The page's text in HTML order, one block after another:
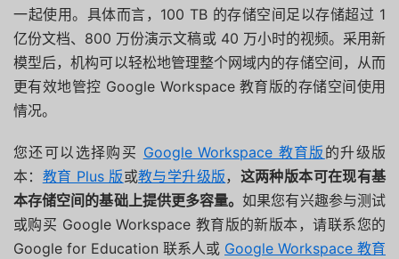
一起使用。具体而言，100 TB 的存储空间足以存储超过 1
亿份文档、800 万份演示文稿或 40 万小时的视频。采用新
模型后，机构可以轻松地管理整个网域内的存储空间，从而
更有效地管控 Google Workspace 教育版的存储空间使用
情况。
您还可以选择购买 Google Workspace 教育版 的升级版
本： 教育 Plus 版或教与学升级版 ， 这两种版本可在现有基
本存储空间的基础上提供更多容量。如果您有兴趣参与测试
或购买 Google Workspace 教育版的新版本，请联系您的
Google for Education 联系人或 Google Workspace 教育